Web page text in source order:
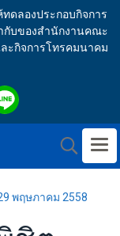
ดลองประกอบกิจการ
ำกับของสำนักงานคณะ
ละกิจการโทรคมนาคม
พฤษภาคม 2558